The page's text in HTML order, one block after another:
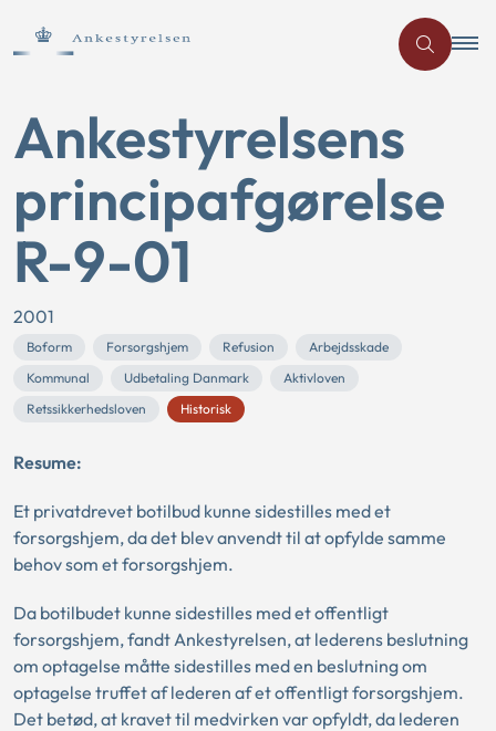
Ankestyrelsens
principafgørelse
R-9-01
2001
Boform Forsorgshjem Refusion
Arbejdsskade
Kommunal
Udbetaling Danmark
Aktivloven
Retssikkerhedsloven
Historisk
Resume:
Et privatdrevet botilbud kunne sidestilles med et
forsorgshjem, da det blev anvendt til at opfylde samme
behov som et forsorgshjem.
Da botilbudet kunne sidestilles med et offentligt
forsorgshjem, fandt Ankestyrelsen, at lederens beslutning
om optagelse måtte sidestilles med en beslutning om
optagelse truffet af lederen af et offentligt forsorgshjem.
Det betød, at kravet til medvirken var opfyldt, da lederen